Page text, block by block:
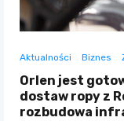
Aktualności Biznes
Orlen jest
dostaw ropy z
rozbudowa